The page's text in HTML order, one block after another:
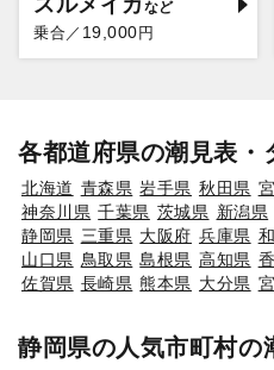
乗合／ 19,000円
各都道府県の潮見表・
北海道 青森県 岩手県 秋田県
神奈川県 千葉県 茨城県 新潟県
静岡県 三重県 大阪府 兵庫県
山口県 鳥取県 島根県 高知県
佐賀県 長崎県 熊本県 大分県
静岡県の人気市町村の